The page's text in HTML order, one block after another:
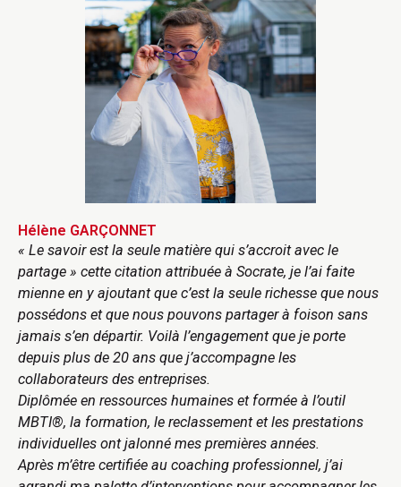
Hélène GARÇONNET
« Le savoir est la seule matière qui s’accroit avec le
partage » cette citation attribuée à Socrate, je l’ai faite
mienne en y ajoutant que c’est la seule richesse que nous
possédons et que nous pouvons partager à foison sans
jamais s’en départir. Voilà l’engagement que je porte
depuis plus de 20 ans que j’accompagne les
collaborateurs des entreprises.
Diplômée en ressources humaines et formée à l’outil
MBTI®, la formation, le reclassement et les prestations
individuelles ont jalonné mes premières années.
Après m’être certifiée au coaching professionnel, j’ai